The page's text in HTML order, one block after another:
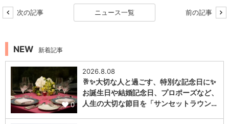
次の記事 ニュース一覧 前の記事
NEW 新着記事
0
2026.8.08
🥂✨大切な人と過ごす、特別な記念日に✨
お誕生日や結婚記念日、プロポーズなど、
人生の大切な節目を「サンセットラウン…